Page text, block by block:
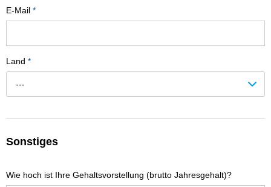
E-Mail *
Land *
---
Sonstiges
Wie hoch ist Ihre Gehaltsvorstellung (brutto Jahresgehalt)?